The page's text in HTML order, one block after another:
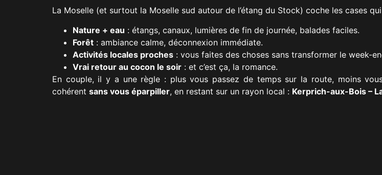
La Moselle (et surtout la Moselle sud autour de l’étang du Stock) coche les cases
Nature + eau : étangs, canaux, lumières de fin de journée, balades faciles.
Forêt : ambiance calme, déconnexion immédiate.
Activités locales proches : vous faites des choses sans transformer le week-
Vrai retour au cocon le soir : et c’est ça, la romance.
En couple, il y a une règle : plus vous passez de temps sur la route, moins
cohérent sans vous éparpiller, en restant sur un rayon local : Kerprich-aux-Bois –